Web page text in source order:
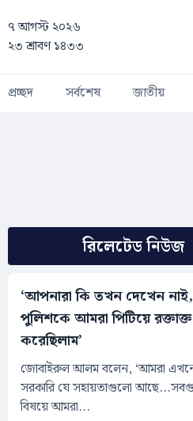
৭ আগস্ট ২০২৬
২৩ শ্রাবণ ১৪৩৩
প্রচ্ছদ সর্বশেষ জাতীয়
রিলেটেড নিউজ
‘আপনারা কি তখন দেখেন
পুলিশকে আমরা পিটিয়ে রক্তাক্ত
করেছিলাম’
জোবাইরুল আলম বলেন, ‘আমরা
সরকারি যে সহায়তাগুলো
বিষয়ে আমরা...